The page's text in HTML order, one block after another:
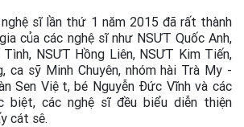
sĩ lần thứ 1 năm 2015 đã rất thành
của các nghệ sĩ như NSƯT Quốc Anh,
NSƯT Hồng Liên, NSƯT Kim Tiến,
ca sỹ Minh Chuyên, nhóm hài Trà My -
Sen Việt, bé Nguyễn Đức Vĩnh và các
biệt, các nghệ sĩ đều biểu diễn thiện
cát sê.